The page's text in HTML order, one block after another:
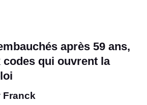
après 59 ans,
codes qui ouvrent la
Franck